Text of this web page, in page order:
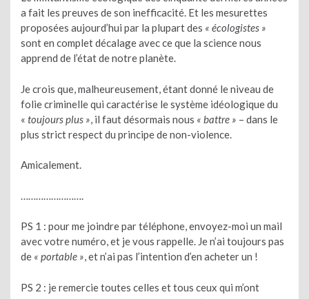
a fait les preuves de son inefficacité. Et les mesurettes
proposées aujourd’hui par la plupart des « écologistes »
sont en complet décalage avec ce que la science nous
apprend de l’état de notre planète.
Je crois que, malheureusement, étant donné le niveau de
folie criminelle qui caractérise le système idéologique du
« toujours plus » , il faut désormais nous « battre » – dans le
plus strict respect du principe de non-violence.
Amicalement.
PS 1 : pour me joindre par téléphone, envoyez-moi un mail
avec votre numéro, et je vous rappelle. Je n’ai toujours pas
de « portable », et n’ai pas l’intention d’en acheter un !
PS 2 : je remercie toutes celles et tous ceux qui m’ont